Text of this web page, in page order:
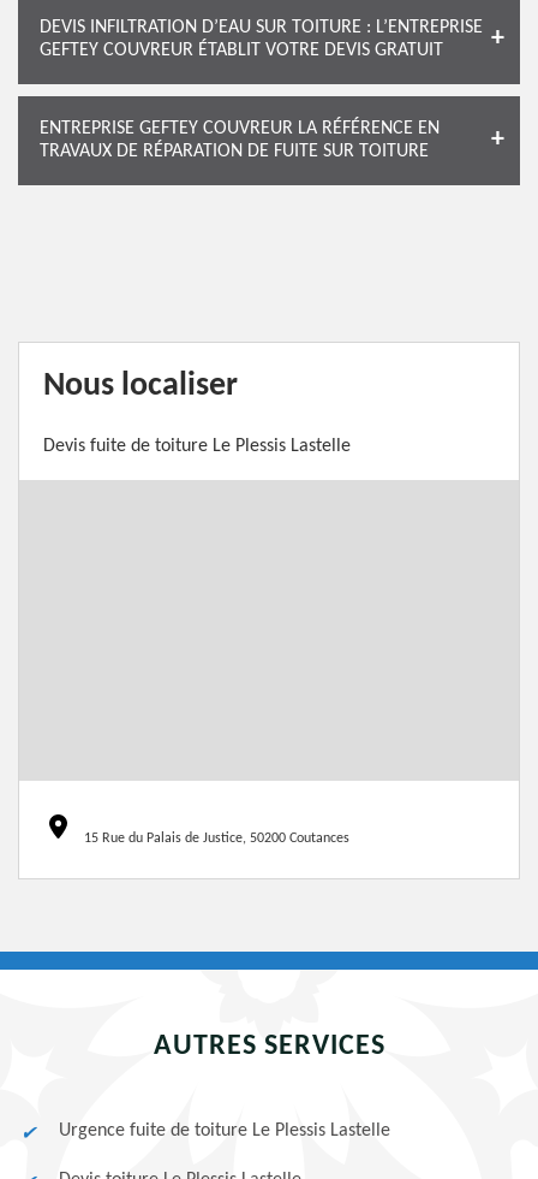
DEVIS INFILTRATION D’EAU SUR TOITURE : L’ENTREPRISE
GEFTEY COUVREUR ÉTABLIT VOTRE DEVIS GRATUIT
ENTREPRISE GEFTEY COUVREUR LA RÉFÉRENCE EN
TRAVAUX DE RÉPARATION DE FUITE SUR TOITURE
Nous localiser
Devis fuite de toiture Le Plessis Lastelle
15 Rue du Palais de Justice, 50200 Coutances
AUTRES SERVICES
Urgence fuite de toiture Le Plessis Lastelle